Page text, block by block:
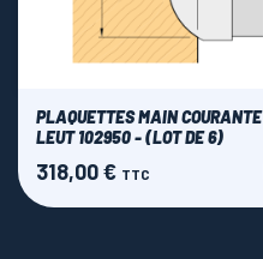
PLAQUETTES MAIN
LEUT 102950 - (LOT DE 6)
Prix
318,00 € TTC